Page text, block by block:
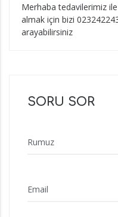
Merhaba tedavilerimiz
almak için bizi
arayabilirsiniz
SORU SOR
Rumuz
Email